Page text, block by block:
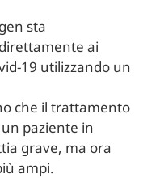
sta
ai
19 utilizzando un
che il trattamento
paziente in
grave, ma ora
ampi.